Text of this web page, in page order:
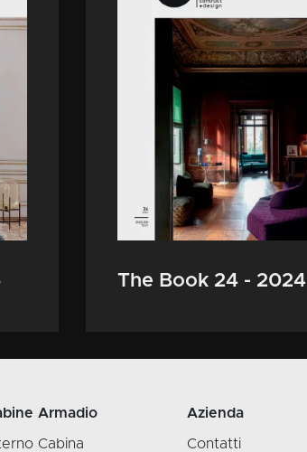
The Book 24 - 2024
Armadio
Cabina
Azienda
Contatti